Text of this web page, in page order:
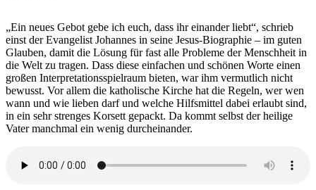
„Ein neues Gebot gebe ich euch, dass ihr einander liebt“, schrieb
einst der Evangelist Johannes in seine Jesus-Biographie – im guten
Glauben, damit die Lösung für fast alle Probleme der Menschheit in
die Welt zu tragen. Dass diese einfachen und schönen Worte einen
großen Interpretationsspielraum bieten, war ihm vermutlich nicht
bewusst. Vor allem die katholische Kirche hat die Regeln, wer wen
wann und wie lieben darf und welche Hilfsmittel dabei erlaubt sind,
in ein sehr strenges Korsett gepackt. Da kommt selbst der heilige
Vater manchmal ein wenig durcheinander.